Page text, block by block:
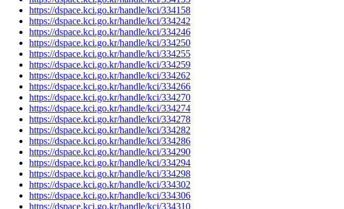
https://dspace.kci.go.kr/handle/kci/334158
https://dspace.kci.go.kr/handle/kci/334242
https://dspace.kci.go.kr/handle/kci/334246
https://dspace.kci.go.kr/handle/kci/334250
https://dspace.kci.go.kr/handle/kci/334255
https://dspace.kci.go.kr/handle/kci/334259
https://dspace.kci.go.kr/handle/kci/334262
https://dspace.kci.go.kr/handle/kci/334266
https://dspace.kci.go.kr/handle/kci/334270
https://dspace.kci.go.kr/handle/kci/334274
https://dspace.kci.go.kr/handle/kci/334278
https://dspace.kci.go.kr/handle/kci/334282
https://dspace.kci.go.kr/handle/kci/334286
https://dspace.kci.go.kr/handle/kci/334290
https://dspace.kci.go.kr/handle/kci/334294
https://dspace.kci.go.kr/handle/kci/334298
https://dspace.kci.go.kr/handle/kci/334302
https://dspace.kci.go.kr/handle/kci/334306
https://dspace.kci.go.kr/handle/kci/334310